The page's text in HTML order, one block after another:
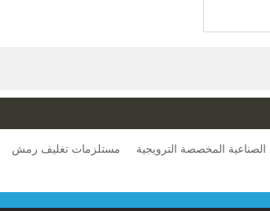
المخصصة الترويجية
مستلزمات تغليف رمش